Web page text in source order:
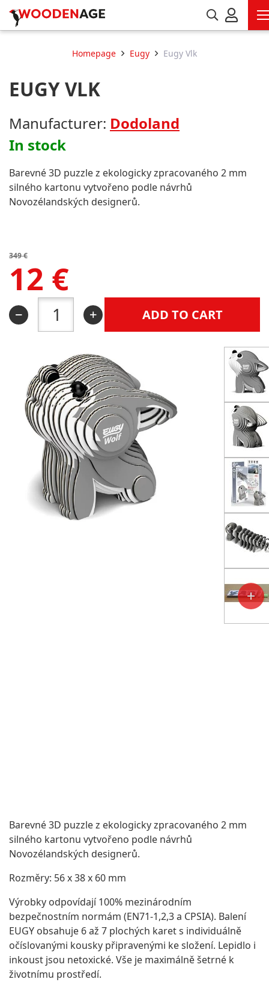
Homepage Eugy Eugy Vlk
EUGY VLK
Manufacturer: Dodoland
In stock
Barevné 3D puzzle z ekologicky zpracovaného 2 mm
silného kartonu vytvořeno podle návrhů
Novozélandských designerů.
349€
12 €
ADD TO CART
Barevné 3D puzzle z ekologicky zpracovaného 2 mm
silného kartonu vytvořeno podle návrhů
Novozélandských designerů.
Rozměry: 56 x 38 x 60 mm
Výrobky odpovídají 100% mezinárodním
bezpečnostním normám (EN71-1,2,3 a CPSIA). Balení
EUGY obsahuje 6 až 7 plochých karet s individuálně
očíslovanými kousky připravenými ke složení. Lepidlo i
inkoust jsou netoxické. Vše je maximálně šetrné k
životnímu prostředí.